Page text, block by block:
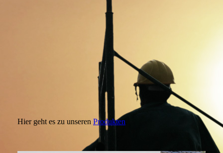
Hier geht es zu unseren Produkten